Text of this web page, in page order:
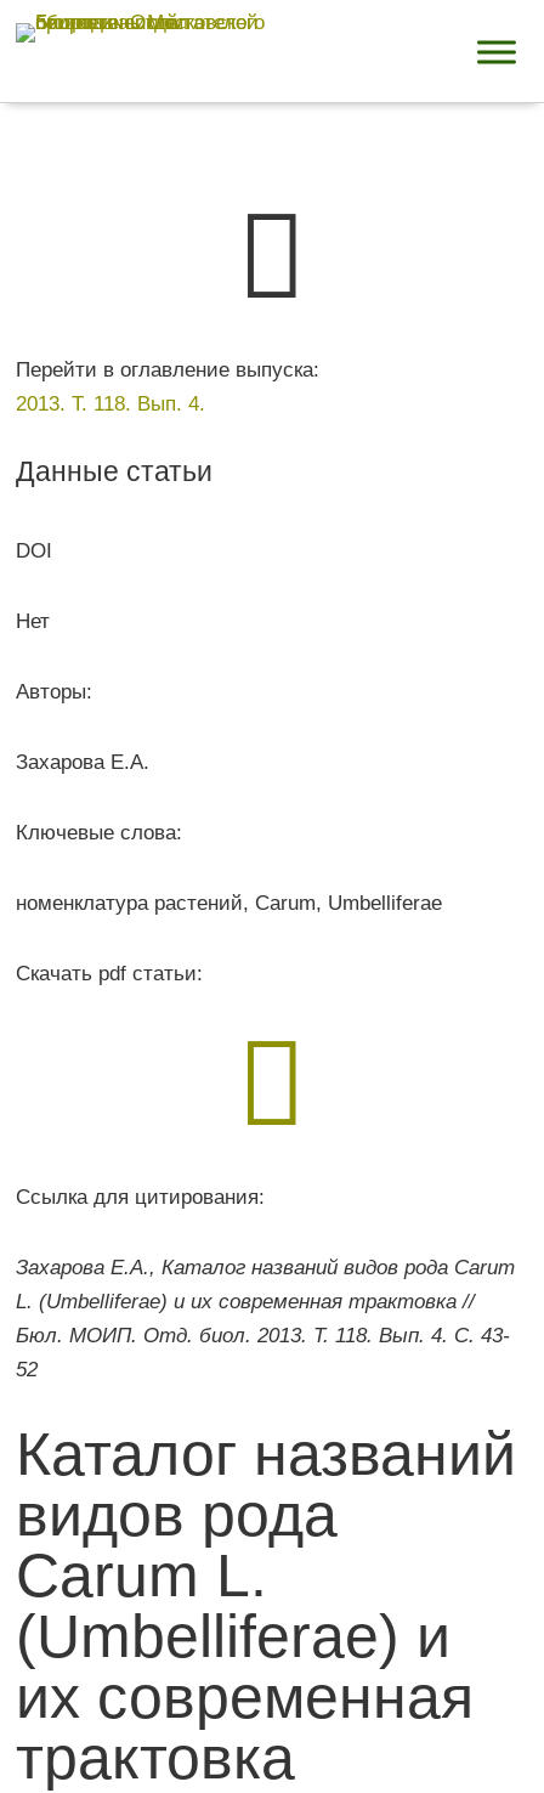

Перейти в оглавление выпуска:
2013. Т. 118. Вып. 4.
Данные статьи
DOI
Нет
Авторы:
Захарова Е.А.
Ключевые слова:
номенклатура растений, Carum, Umbelliferae
Скачать pdf статьи:

Ссылка для цитирования:
Захарова Е.А., Каталог названий видов рода Carum
L. (Umbelliferae) и их современная трактовка //
Бюл. МОИП. Отд. биол. 2013. Т. 118. Вып. 4. С. 43-
52
Каталог названий
видов рода
Carum L.
(Umbelliferae) и
их современная
трактовка